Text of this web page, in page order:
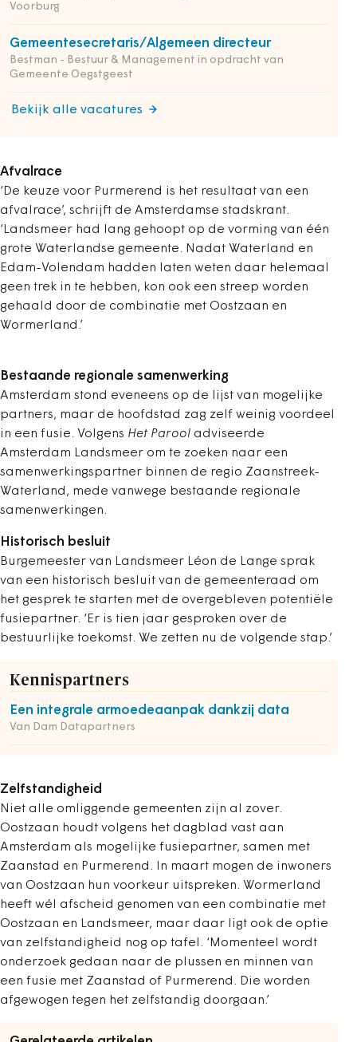
Voorburg
Gemeentesecretaris/Algemeen directeur
Bestman - Bestuur & Management in opdracht van
Gemeente Oegstgeest
Bekijk alle vacatures
Afvalrace
‘De keuze voor Purmerend is het resultaat van een
afvalrace’, schrijft de Amsterdamse stadskrant.
‘Landsmeer had lang gehoopt op de vorming van één
grote Waterlandse gemeente. Nadat Waterland en
Edam-Volendam hadden laten weten daar helemaal
geen trek in te hebben, kon ook een streep worden
gehaald door de combinatie met Oostzaan en
Wormerland.’
Bestaande regionale samenwerking
Amsterdam stond eveneens op de lijst van mogelijke
partners, maar de hoofdstad zag zelf weinig voordeel
in een fusie. Volgens Het Parool adviseerde
Amsterdam Landsmeer om te zoeken naar een
samenwerkingspartner binnen de regio Zaanstreek-
Waterland, mede vanwege bestaande regionale
samenwerkingen.
Historisch besluit
Burgemeester van Landsmeer Léon de Lange sprak
van een historisch besluit van de gemeenteraad om
het gesprek te starten met de overgebleven potentiële
fusiepartner. ‘Er is tien jaar gesproken over de
bestuurlijke toekomst. We zetten nu de volgende stap.’
Kennispartners
Een integrale armoedeaanpak dankzij data
Van Dam Datapartners
Zelfstandigheid
Niet alle omliggende gemeenten zijn al zover.
Oostzaan houdt volgens het dagblad vast aan
Amsterdam als mogelijke fusiepartner, samen met
Zaanstad en Purmerend. In maart mogen de inwoners
van Oostzaan hun voorkeur uitspreken. Wormerland
heeft wél afscheid genomen van een combinatie met
Oostzaan en Landsmeer, maar daar ligt ook de optie
van zelfstandigheid nog op tafel. ‘Momenteel wordt
onderzoek gedaan naar de plussen en minnen van
een fusie met Zaanstad of Purmerend. Die worden
afgewogen tegen het zelfstandig doorgaan.’